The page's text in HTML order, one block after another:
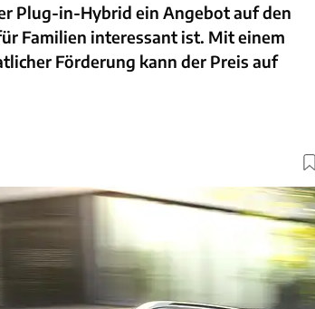
Plug-in-Hybrid ein Angebot auf den
Familien interessant ist. Mit einem
Förderung kann der Preis auf